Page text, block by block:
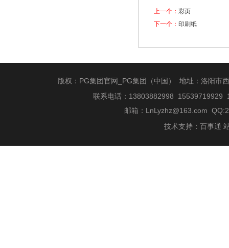
信纸
上一个： 彩页
下一个： 印刷纸
版权：PG集团官网_PG集团（中国） 地址：洛阳市
联系电话：13803882998
邮箱： LnLyzhz@163.com
技术支持： 百事通